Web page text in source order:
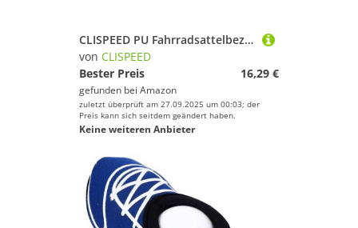
CLISPEED PU Fahrradsattelbezug Ergonomisches Sitzpolster Komfortabel Atmungsaktiv Leicht Für Rennrad Heimtrainer Erwachsene Fahrradsattel
von CLISPEED
Bester Preis
16,29 €
gefunden bei Amazon
zuletzt überprüft am 27.09.2025 um 00:03; der
Preis kann sich seitdem geändert haben.
Keine weiteren Anbieter